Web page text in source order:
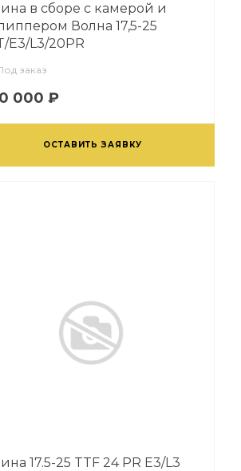
в сборе с камерой и
Волна 17,5-25
E3/L3/20PR
заказ
000 ₽
ОСТАВИТЬ ЗАЯВКУ
17.5-25 TTF 24 PR E3/L3